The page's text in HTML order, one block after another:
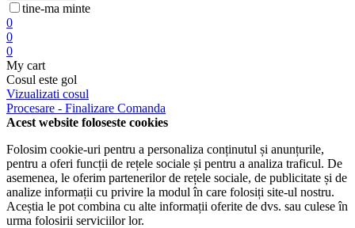
tine-ma minte
0
0
0
My cart
Cosul este gol
Vizualizati cosul
Procesare - Finalizare Comanda
Acest website foloseste cookies
Folosim cookie-uri pentru a personaliza conținutul și anunțurile,
pentru a oferi funcții de rețele sociale și pentru a analiza traficul. De
asemenea, le oferim partenerilor de rețele sociale, de publicitate și de
analize informații cu privire la modul în care folosiți site-ul nostru.
Aceștia le pot combina cu alte informații oferite de dvs. sau culese în
urma folosirii serviciilor lor.